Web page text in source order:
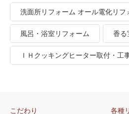
洗面所リフォーム オール電化リフ
風呂・浴室リフォーム 香る
ＩＨクッキングヒーター取付・工
こだわり 各種